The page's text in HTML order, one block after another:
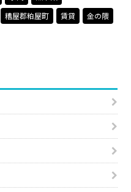
糟屋郡粕屋町 賃貸
金の隈